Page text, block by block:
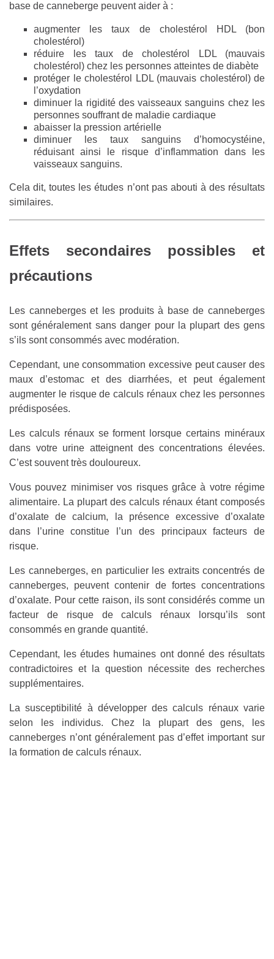
base de canneberge peuvent aider à :
augmenter les taux de cholestérol HDL (bon
cholestérol)
réduire les taux de cholestérol LDL (mauvais
cholestérol) chez les personnes atteintes de diabète
protéger le cholestérol LDL (mauvais cholestérol) de
l’oxydation
diminuer la rigidité des vaisseaux sanguins chez les
personnes souffrant de maladie cardiaque
abaisser la pression artérielle
diminuer les taux sanguins d’homocystéine,
réduisant ainsi le risque d’inflammation dans les
vaisseaux sanguins.
Cela dit, toutes les études n’ont pas abouti à des résultats
similaires.
Effets secondaires possibles et
précautions
Les canneberges et les produits à base de canneberges
sont généralement sans danger pour la plupart des gens
s’ils sont consommés avec modération.
Cependant, une consommation excessive peut causer des
maux d’estomac et des diarrhées, et peut également
augmenter le risque de calculs rénaux chez les personnes
prédisposées.
Les calculs rénaux se forment lorsque certains minéraux
dans votre urine atteignent des concentrations élevées.
C’est souvent très douloureux.
Vous pouvez minimiser vos risques grâce à votre régime
alimentaire. La plupart des calculs rénaux étant composés
d’oxalate de calcium, la présence excessive d’oxalate
dans l’urine constitue l’un des principaux facteurs de
risque.
Les canneberges, en particulier les extraits concentrés de
canneberges, peuvent contenir de fortes concentrations
d’oxalate. Pour cette raison, ils sont considérés comme un
facteur de risque de calculs rénaux lorsqu’ils sont
consommés en grande quantité.
Cependant, les études humaines ont donné des résultats
contradictoires et la question nécessite des recherches
supplémentaires.
La susceptibilité à développer des calculs rénaux varie
selon les individus. Chez la plupart des gens, les
canneberges n’ont généralement pas d’effet important sur
la formation de calculs rénaux.